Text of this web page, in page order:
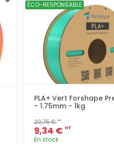
PLA+ Vert Forshape
- 1.75mm - 1kg
20,75 €HT
9,34 € HT
En stock
ÉCO-RESPONSABLE